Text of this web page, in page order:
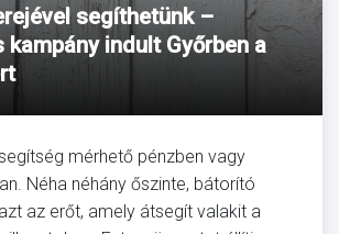
segíthetünk –
kampány indult Győrben a
mérhető pénzben vagy
Néha néhány őszinte, bátorító
az erőt, amely átsegít valakit a